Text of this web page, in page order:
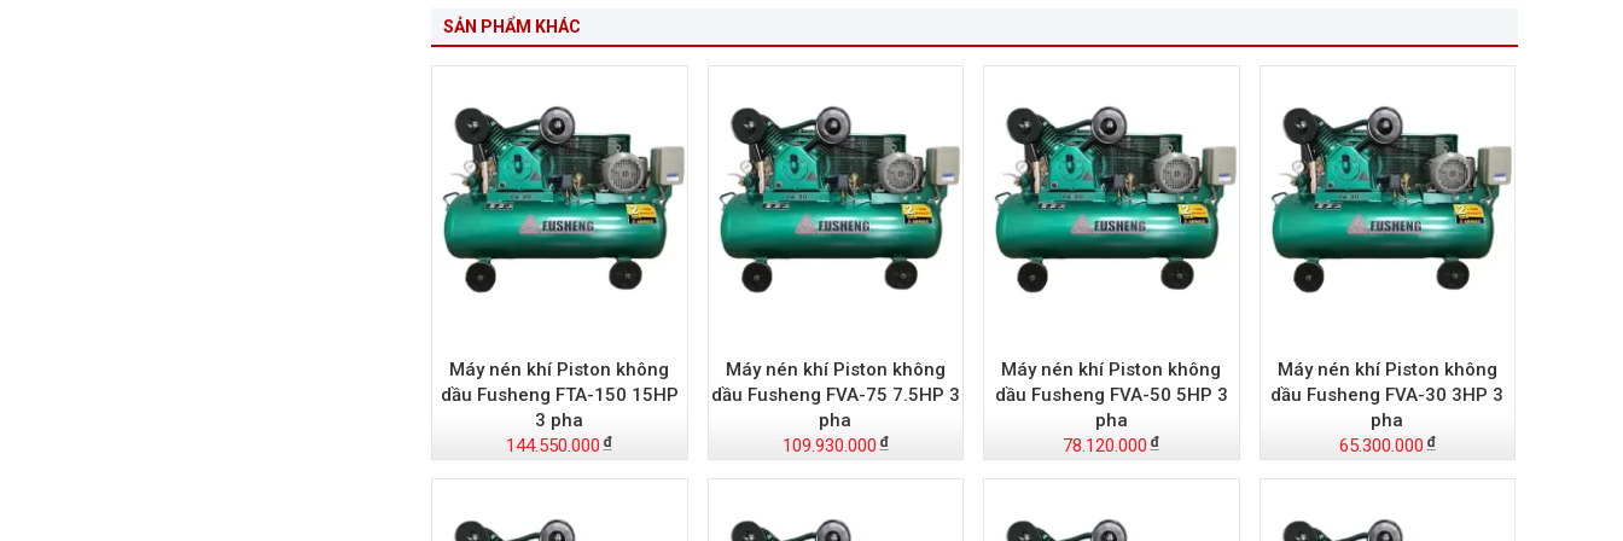
SẢN PHẨM KHÁC
Máy nén khí Piston không
dầu Fusheng FTA-150 15HP
3 pha
144.550.000
Máy nén khí Piston không
dầu Fusheng FVA-75 7.5HP 3
pha
109.930.000
Máy nén khí Piston không
dầu Fusheng FVA-50 5HP 3
pha
78.120.000
Máy nén khí Piston không
dầu Fusheng FVA-30 3HP 3
pha
65.300.000